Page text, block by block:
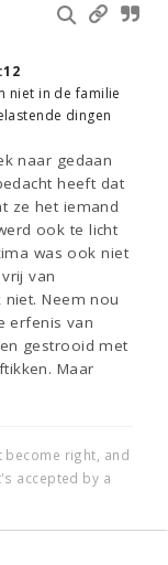
niet in de familie
dingen
naar gedaan
heeft dat
ze het iemand
ook te licht
was ook niet
van
Neem nou
erfenis van
gestrooid met
Maar
right, and
accepted by a